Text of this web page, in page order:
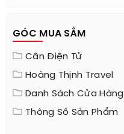
GÓC MUA SẮM
Cân Điện Tử
Hoàng Thịnh Travel
Danh Sách Cửa Hàng
Thông Số Sản Phẩm